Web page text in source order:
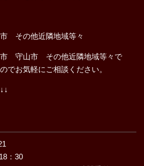
その他近隣地域等々
守山市 その他近隣地域等々で
でお気軽にご相談ください。
：30